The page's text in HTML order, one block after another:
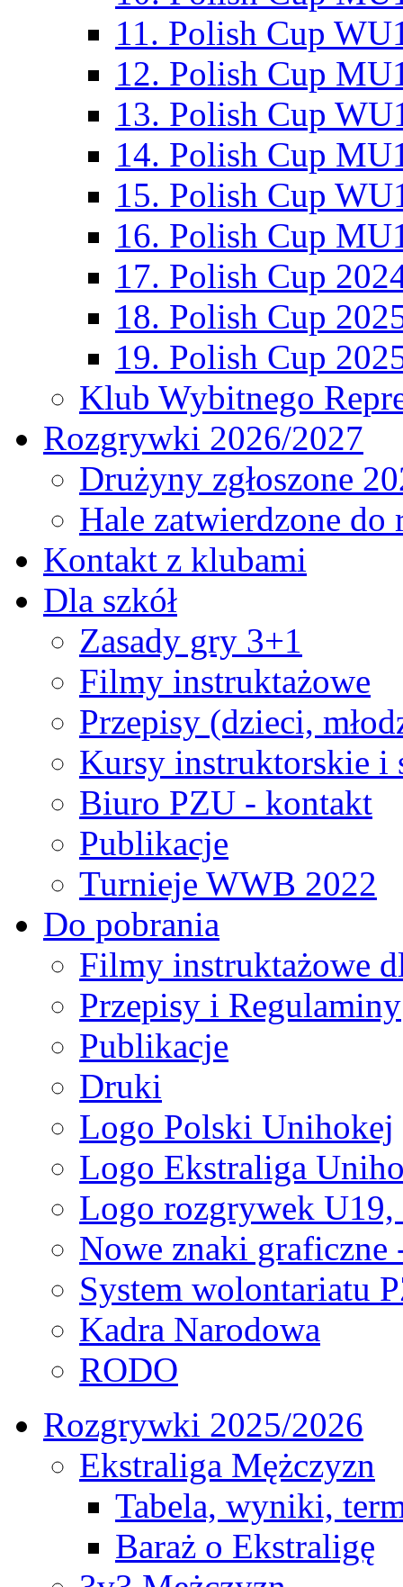
11. Polish Cup
12. Polish Cup
13. Polish Cup
14. Polish Cup
15. Polish Cup
16. Polish Cup
17. Polish Cup
18. Polish Cup
19. Polish Cup
Klub Wybitnego
Rozgrywki 2026/2027
Drużyny zgłoszone
Hale zatwierdzone
Kontakt z klubami
Dla szkół
Zasady gry 3+1
Filmy instruktażowe
Przepisy (dzieci,
Kursy instruktorskie i
Biuro PZU - kontakt
Publikacje
Turnieje WWB 2022
Do pobrania
Filmy instruktażowe
Przepisy i Regulaminy
Publikacje
Druki
Logo Polski Unihokej
Logo Ekstraliga
Logo rozgrywek
Nowe znaki graficzne
System wolontariatu
Kadra Narodowa
RODO
Rozgrywki 2025/2026
Ekstraliga Mężczyzn
Tabela, wyniki,
Baraż o Ekstraligę